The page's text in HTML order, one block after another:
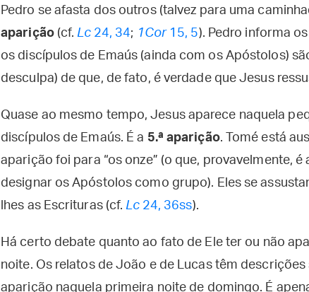
Pedro se afasta dos outros (talvez para uma
aparição(cf.Lc24, 34; 1Cor15, 5). Pedro informa
os discípulos de Emaús (ainda com os Apóstolos)
desculpa) de que, de fato, é verdade que Jesus
Quase ao mesmo tempo, Jesus aparece naquela
discípulos de Emaús. É a 5.ª aparição. Tomé está
aparição foi para “os onze” (o que, provavelmente,
designar os Apóstolos como grupo). Eles se
lhes as Escrituras (cf.Lc24, 36ss).
Há certo debate quanto ao fato de Ele ter ou não
noite. Os relatos de João e de Lucas têm
aparição naquela primeira noite de domingo. É